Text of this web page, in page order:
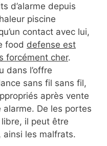
d’alarme depuis
piscine
contact avec lui,
food defense est
forcément cher.
dans l’offre
sans fil sans fil,
après vente
De les portes
il peut être
ainsi les malfrats.